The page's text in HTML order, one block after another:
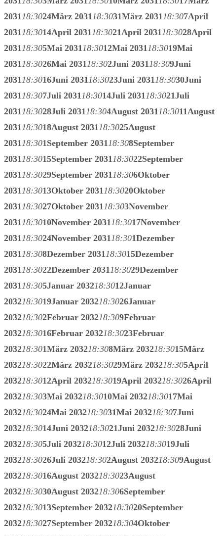
203118:3024März 203118:3031März 203118:307April
203118:3014April 203118:3021April 203118:3028April
203118:305Mai 203118:3012Mai 203118:3019Mai
203118:3026Mai 203118:302Juni 203118:309Juni
203118:3016Juni 203118:3023Juni 203118:3030Juni
203118:307Juli 203118:3014Juli 203118:3021Juli
203118:3028Juli 203118:304August 203118:3011August
203118:3018August 203118:3025August
203118:301September 203118:308September
203118:3015September 203118:3022September
203118:3029September 203118:306Oktober
203118:3013Oktober 203118:3020Oktober
203118:3027Oktober 203118:303November
203118:3010November 203118:3017November
203118:3024November 203118:301Dezember
203118:308Dezember 203118:3015Dezember
203118:3022Dezember 203118:3029Dezember
203118:305Januar 203218:3012Januar
203218:3019Januar 203218:3026Januar
203218:302Februar 203218:309Februar
203218:3016Februar 203218:3023Februar
203218:301März 203218:308März 203218:3015März
203218:3022März 203218:3029März 203218:305April
203218:3012April 203218:3019April 203218:3026April
203218:303Mai 203218:3010Mai 203218:3017Mai
203218:3024Mai 203218:3031Mai 203218:307Juni
203218:3014Juni 203218:3021Juni 203218:3028Juni
203218:305Juli 203218:3012Juli 203218:3019Juli
203218:3026Juli 203218:302August 203218:309August
203218:3016August 203218:3023August
203218:3030August 203218:306September
203218:3013September 203218:3020September
203218:3027September 203218:304Oktober